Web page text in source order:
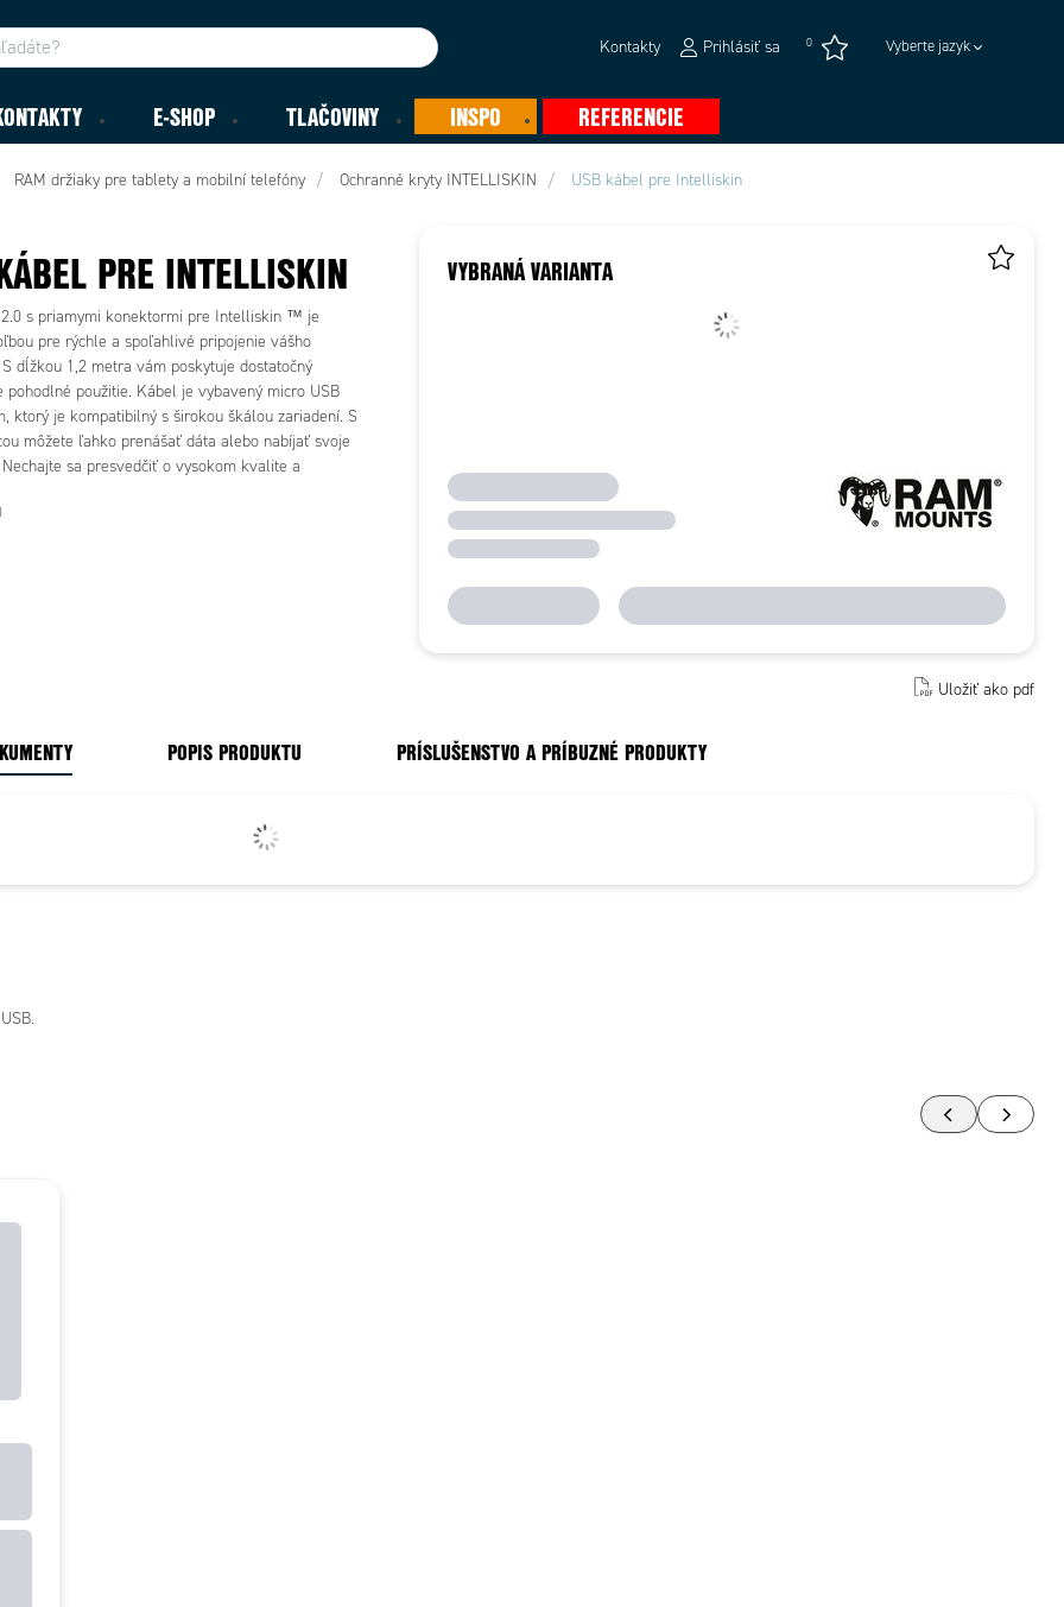
Kontakty Prihlásiť sa 0 Vyberte jazyk
E-SHOP TLAČOVINY INSPO REFERENCIE
RAM držiaky pre tablety a mobilní telefóny Ochranné kryty INTELLISKIN USB kábel pre Intelliskin
PRE INTELLISKIN
s priamymi konektormi pre Intelliskin ™ je
pre rýchle a spoľahlivé pripojenie vášho
dĺžkou 1,2 metra vám poskytuje dostatočný
pohodlné použitie. Kábel je vybavený micro USB
ktorý je kompatibilný s širokou škálou zariadení. S
môžete ľahko prenášať dáta alebo nabíjať svoje
sa presvedčiť o vysokom kvalite a
VYBRANÁ VARIANTA
Uložiť ako pdf
POPIS PRODUKTU PRÍSLUŠENSTVO A PRÍBUZNÉ PRODUKTY